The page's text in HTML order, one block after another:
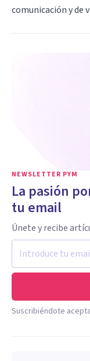
comunicación y de
NEWSLETTER PYM
La pasión
tu email
Únete y recibe
Suscribiéndote